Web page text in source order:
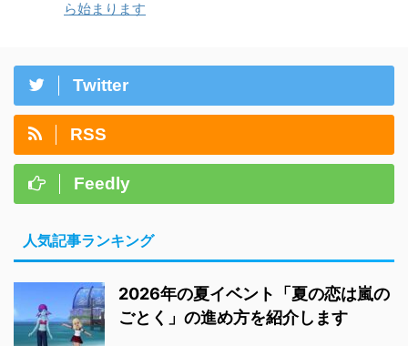
ら始まります
Twitter
RSS
Feedly
人気記事ランキング
2026年の夏イベント「夏の恋は嵐の
ごとく」の進め方を紹介します